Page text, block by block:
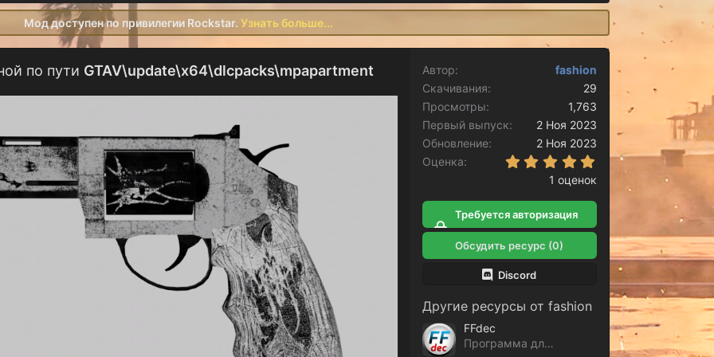
Мод доступен по привилегии Rockstar. Узнать больше...
по пути GTAV\update\x64\dlcpacks\mpapartment Автор
fashion
Скачивания
29
Просмотры
1,763
Первый выпуск
2 Ноя 2023
Обновление
2 Ноя 2023
Оценка
5.00 звёзд
1 оценок
Требуется авторизация
для скачивания
Обсудить ресурс (0)
Discord
Другие ресурсы от fashion
FFdec
Программа для редактировани gfx файлов GTA V